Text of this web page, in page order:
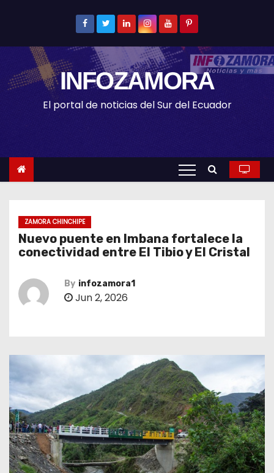
t
e
INFOZAMORA
El portal de noticias del Sur del Ecuador
ZAMORA CHINCHIPE
Nuevo puente en Imbana fortalece la
conectividad entre El Tibio y El Cristal
By infozamora1
Jun 2, 2026